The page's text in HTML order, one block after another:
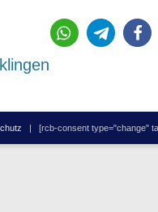
195
| [rcb-consent type="change"